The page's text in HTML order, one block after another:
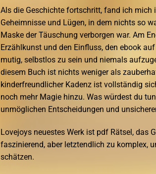
Als die Geschichte fortschritt, fand ich mich
Geheimnisse und Lügen, in dem nichts so
Maske der Täuschung verborgen war. Am
Erzählkunst und den Einfluss, den ebook
mutig, selbstlos zu sein und niemals
diesem Buch ist nichts weniger als
kinderfreundlicher Kadenz ist vollständig
noch mehr Magie hinzu. Was würdest du
unmöglichen Entscheidungen und
Lovejoys neuestes Werk ist pdf Rätsel, das
faszinierend, aber letztendlich zu komplex,
schätzen.